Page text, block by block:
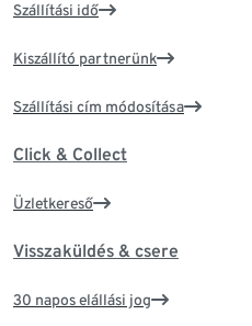
Szállítási idő
Kiszállító partnerünk
Szállítási cím módosítása
Click & Collect
Üzletkereső
Visszaküldés & csere
30 napos elállási jog